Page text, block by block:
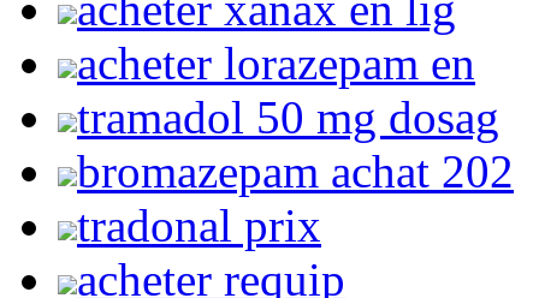
acheter lorazepam en
tramadol 50 mg dosag
bromazepam achat 202
tradonal prix
acheter requip